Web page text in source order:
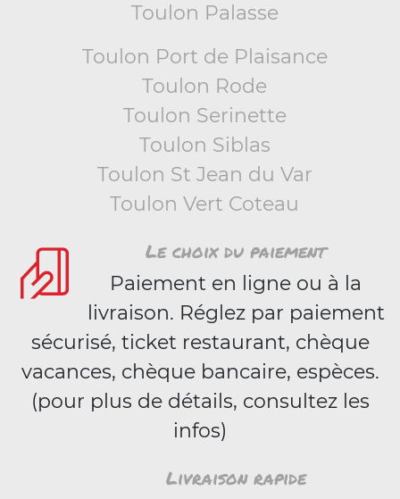
Toulon Palasse
Toulon Port de Plaisance
Toulon Rode
Toulon Serinette
Toulon Siblas
Toulon St Jean du Var
Toulon Vert Coteau
Le choix du paiement
Paiement en ligne ou à la
livraison. Réglez par paiement
sécurisé, ticket restaurant, chèque
vacances, chèque bancaire, espèces.
(pour plus de détails, consultez les
infos)
Livraison rapide